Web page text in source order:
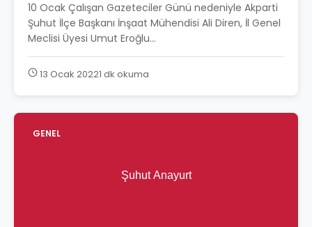
10 Ocak Çalışan Gazeteciler Günü nedeniyle Akparti
Şuhut İlçe Başkanı İnşaat Mühendisi Ali Diren, İl Genel
Meclisi Üyesi Umut Eroğlu...
13 Ocak 20221 dk okuma
GENEL